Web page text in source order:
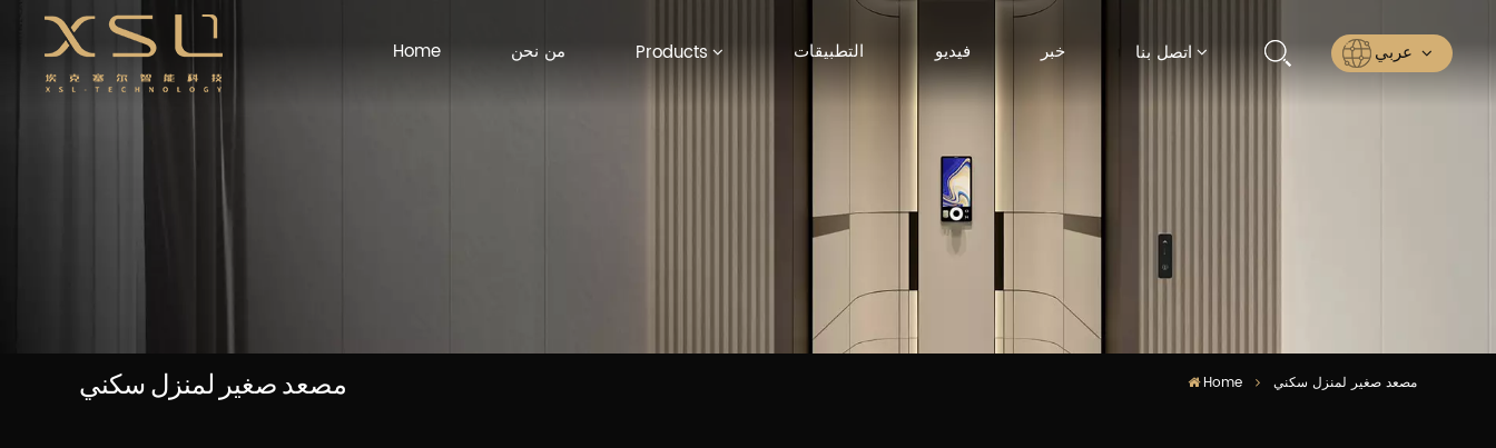
Home من نحن Products التطبيقات فيديو خبر اتصل بنا عربي
مصعد صغير لمنزل سكني Home مصعد صغير لمنزل سكني